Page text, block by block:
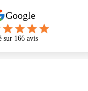
: en cas de
(traitement